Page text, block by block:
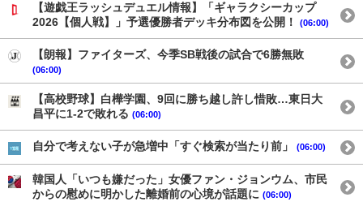
【遊戯王ラッシュデュエル情報】「ギャラクシーカップ
2026【個人戦】」予選優勝者デッキ分布図を公開！
(06:00)
【朗報】ファイターズ、今季SB戦後の試合で6勝無敗
(06:00)
【高校野球】白樺学園、9回に勝ち越し許し惜敗…東日大
昌平に1-2で敗れる (06:00)
自分で考えない子が急増中「すぐ検索が当たり前」 (06:00)
韓国人「いつも嫌だった」女優ファン・ジョンウム、市民
からの慰めに明かした離婚前の心境が話題に (06:00)